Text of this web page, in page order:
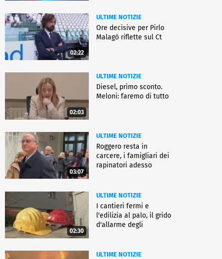
02:22
ULTIME NOTIZIE
Ore decisive per Pirlo
Malagò riflette sul Ct
02:03
ULTIME NOTIZIE
Diesel, primo sconto.
Meloni: faremo di tutto
03:07
ULTIME NOTIZIE
Roggero resta in
carcere, i famigliari dei
rapinatori adesso
02:30
ULTIME NOTIZIE
I cantieri fermi e
l'edilizia al palo, il grido
d'allarme degli
ULTIME NOTIZIE